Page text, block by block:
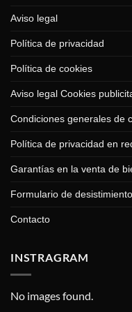
Aviso legal
Política de privacidad
Política de cookies
Aviso legal Cookies
Condiciones generales de
Política de privacidad en
Garantías en la venta de
Formulario de desistimiento
Contacto
INSTRAGRAM
No images found.